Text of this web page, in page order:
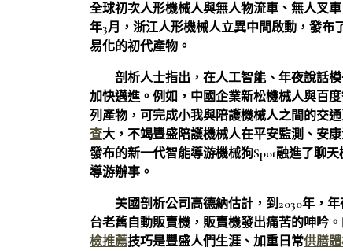
全球初次人形機械人與無人物流車、無人叉
年3月，浙江人形機械人立異中間啟動，發布
易化的初代產物。
剖析人士指出，在人工智能、年夜說話
加快邁進。例如，中國企業新松機械人與百
列產物，可完成小我與陪護機械人之間的交
查大，不竭豐盛陪護機械人在平安監測、安
發布的新一代智能導游機械狗Spot融進了聊
導游辦事。
美國剖析公司高德納估計，到2030年，
台老舊自動販賣機，販賣機發出痛苦的呻吟
檢推薦技巧是豐盛人們生涯、加重日常供膳